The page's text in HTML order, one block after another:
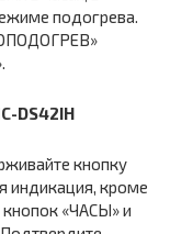
подогрева.
DS42IH
кнопку
индикация, кроме
«ЧАСЫ» и